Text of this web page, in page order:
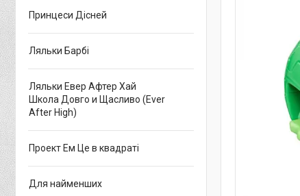
Принцеси Дісней
Ляльки Барбі
Ляльки Евер Афтер Хай
Школа Довго и Щасливо (Ever
After High)
Проект Ем Це в квадраті
Для найменших